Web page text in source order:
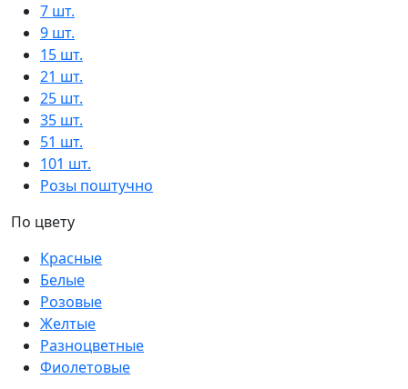
7 шт.
9 шт.
15 шт.
21 шт.
25 шт.
35 шт.
51 шт.
101 шт.
Розы поштучно
По цвету
Красные
Белые
Розовые
Желтые
Разноцветные
Фиолетовые